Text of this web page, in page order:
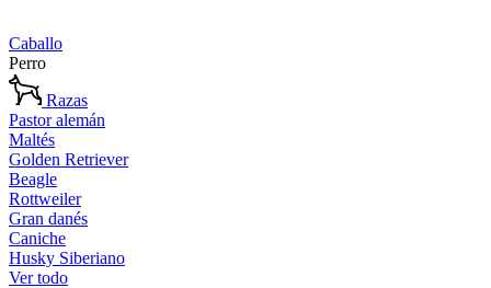
Caballo
Perro
Razas
Pastor alemán
Maltés
Golden Retriever
Beagle
Rottweiler
Gran danés
Caniche
Husky Siberiano
Ver todo